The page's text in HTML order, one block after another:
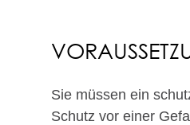
Sie müssen ein
Schutz vor einer